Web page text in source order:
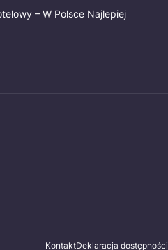
– W Polsce Najlepiej
KontaktDeklaracja dostępności